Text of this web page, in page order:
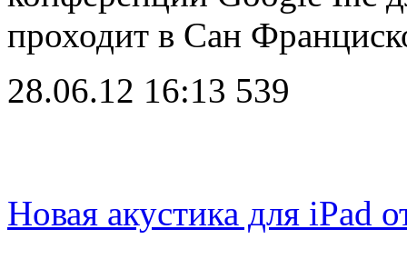
проходит в Сан
28.06.12 16:13 539
Новая акустика для iPad